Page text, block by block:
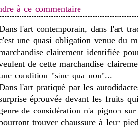
à ce commentaire
l'art contemporain, dans l'art
une quasi obligation venue du
clairement identifiée
de cette marchandise
condition "sine qua non"...
l'art pratiqué par les
éprouvée devant les fruits
genre de considération n'a pignon
trouver chaussure à leur